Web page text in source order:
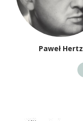
Paweł Hertz